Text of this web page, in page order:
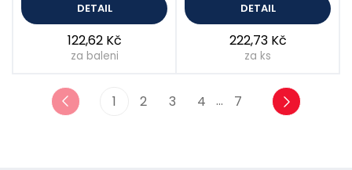
DETAIL
122,62 Kč
za baleni
DETAIL
222,73 Kč
za ks
1 2 3 4 … 7